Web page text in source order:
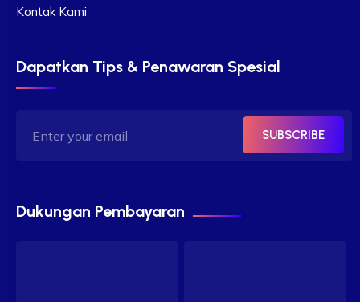
Kontak Kami
Dapatkan Tips & Penawaran Spesial
SUBSCRIBE
Dukungan Pembayaran